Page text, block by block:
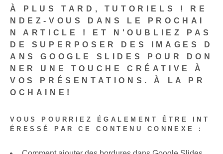
À PLUS TARD, TUTORIELS ! RE
NDEZ-VOUS DANS LE PROCHAI
N ARTICLE ! ET N'OUBLIEZ PAS
DE SUPERPOSER DES IMAGES D
ANS GOOGLE SLIDES POUR DON
NER UNE TOUCHE CRÉATIVE À
VOS PRÉSENTATIONS. À LA PR
OCHAINE!
VOUS POURRIEZ ÉGALEMENT ÊTRE INT
ÉRESSÉ PAR CE CONTENU CONNEXE :